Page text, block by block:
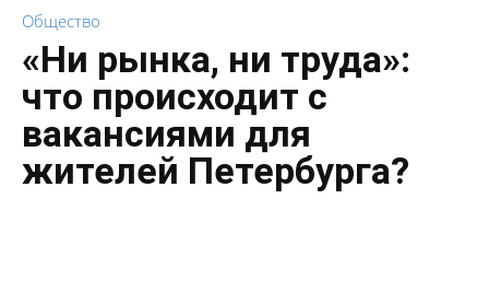
Общество
«Ни рынка, ни труда»:
что происходит с
вакансиями для
жителей Петербурга?